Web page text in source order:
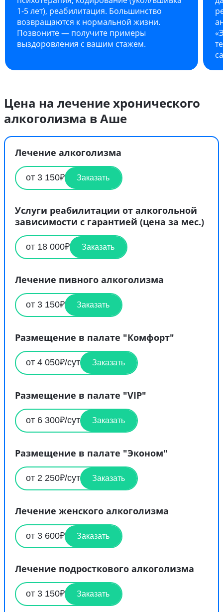
1-5 лет), реабилитация. Большинство
возвращаются к нормальной жизни.
Позвоните — получите примеры
выздоровления с вашим стажем.
Цена на лечение хронического
алкоголизма в Аше
Лечение алкоголизма
от 3 150₽ Заказать
Услуги реабилитации от алкогольной
зависимости с гарантией (цена за мес.)
от 18 000₽ Заказать
Лечение пивного алкоголизма
от 3 150₽ Заказать
Размещение в палате "Комфорт"
от 4 050₽/сут Заказать
Размещение в палате "VIP"
от 6 300₽/сут Заказать
Размещение в палате "Эконом"
от 2 250₽/сут Заказать
Лечение женского алкоголизма
от 3 600₽ Заказать
Лечение подросткового алкоголизма
от 3 150₽ Заказать